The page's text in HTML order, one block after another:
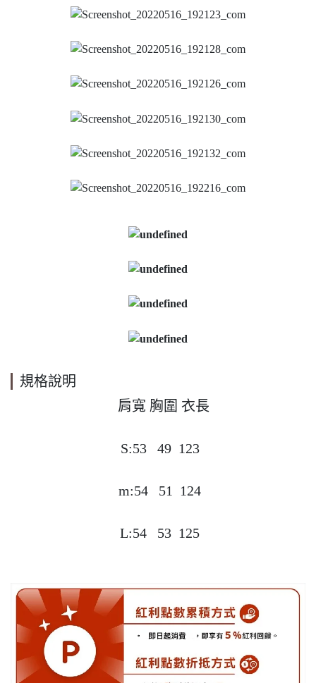
規格說明
     肩寬 胸圍 衣長
S:53   49  123
  m:54   51  124
L:54   53  125